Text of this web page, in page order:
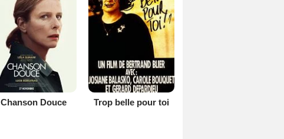
Chanson Douce Trop belle pour toi